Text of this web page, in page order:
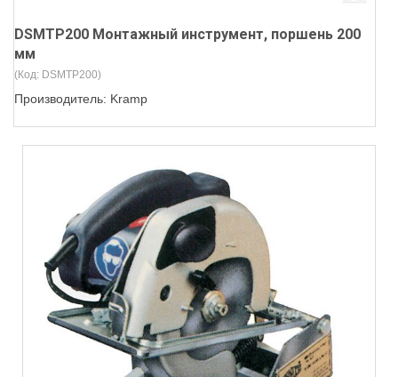
DSMTP200 Монтажный инструмент, поршень 200
мм
(Код: DSMTP200)
Производитель: Kramp